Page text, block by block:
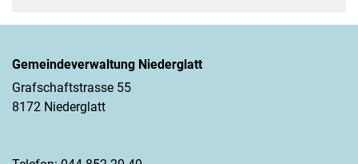
Gemeindeverwaltung Niederglatt
Grafschaftstrasse 55
8172 Niederglatt